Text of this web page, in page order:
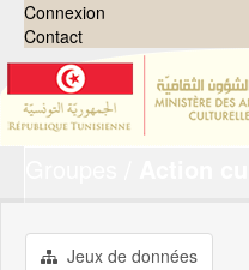
Connexion
Contact
GroupesJeux de données